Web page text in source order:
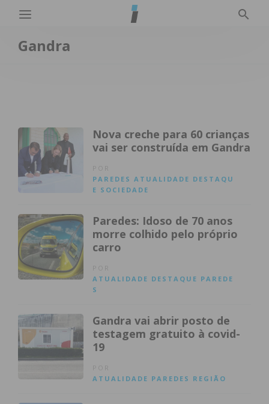
Gandra
Nova creche para 60 crianças
vai ser construída em Gandra
PAREDES ATUALIDADE DESTAQU
E SOCIEDADE
Paredes: Idoso de 70 anos
morre colhido pelo próprio
carro
ATUALIDADE DESTAQUE PAREDE
S
Gandra vai abrir posto de
testagem gratuito à covid-
19
ATUALIDADE PAREDES REGIÃO